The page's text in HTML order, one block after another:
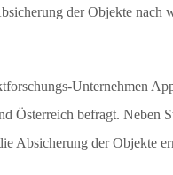
der Objekte
Unternehmen
Österreich befragt. Neben
Absicherung der Objekte